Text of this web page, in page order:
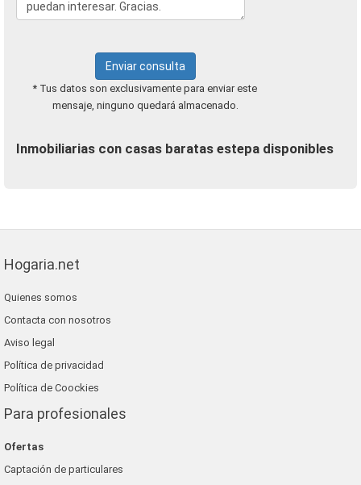
Enviar consulta
* Tus datos son exclusivamente para enviar este
mensaje, ninguno quedará almacenado.
Inmobiliarias con casas baratas estepa disponibles
Hogaria.net
Quienes somos
Contacta con nosotros
Aviso legal
Política de privacidad
Política de Coockies
Para profesionales
Ofertas
Captación de particulares